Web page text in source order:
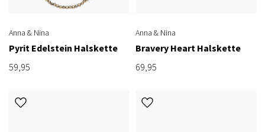
Anna & Nina
Pyrit Edelstein Halskette
59,95
Anna & Nina
Bravery Heart Halskette
69,95